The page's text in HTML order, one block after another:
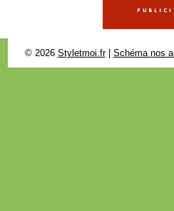
© 2026 Styletmoi.fr| Schéma nos